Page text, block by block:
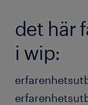
det här
i wip: